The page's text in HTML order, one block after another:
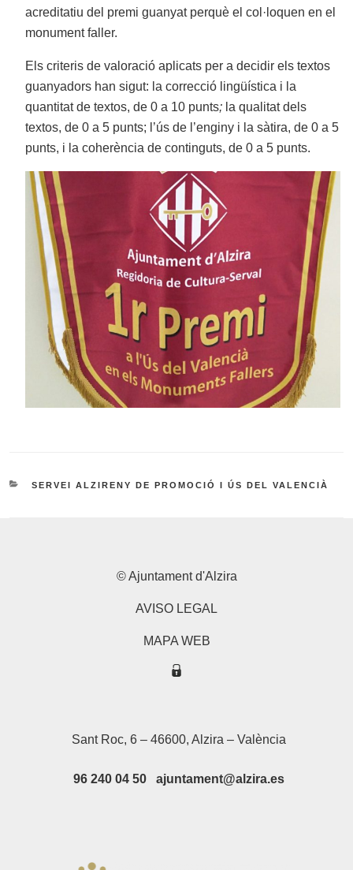
acreditatiu del premi guanyat perquè el col·loquen en el
monument faller.
Els criteris de valoració aplicats per a decidir els textos
guanyadors han sigut: la correcció lingüística i la
quantitat de textos, de 0 a 10 punts; la qualitat dels
textos, de 0 a 5 punts; l’ús de l’enginy i la sàtira, de 0 a 5
punts, i la coherència de continguts, de 0 a 5 punts.
CATEGORIES
SERVEI ALZIRENY DE PROMOCIÓ I ÚS DEL VALENCIÀ
© Ajuntament d'Alzira
AVISO LEGAL
MAPA WEB
Sant Roc, 6 – 46600, Alzira – València
96 240 04 50 ajuntament@alzira.es